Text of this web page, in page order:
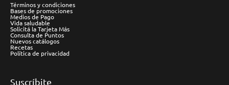
Términos y condiciones
Bases de promociones
Medios de Pago
Vida saludable
Solicitá la Tarjeta Más
Consulta de Puntos
Nuevos catálogos
Recetas
Política de privacidad
Suscríbite